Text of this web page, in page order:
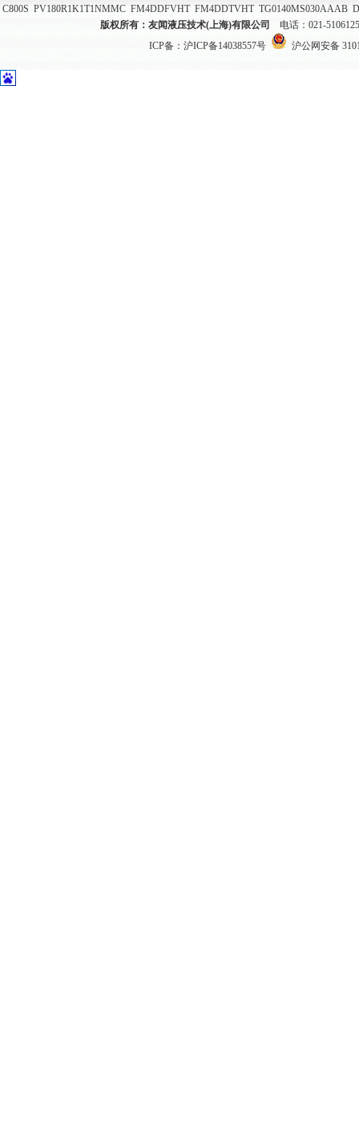
C800S PV180R1K1T1NMMC FM4DDFVHT FM4DDTVHT TG0140MS030AAAB
版权所有：友闻液压技术(上海)有限公司
电话：021-
ICP备： 沪ICP备14038557号 沪公网安备